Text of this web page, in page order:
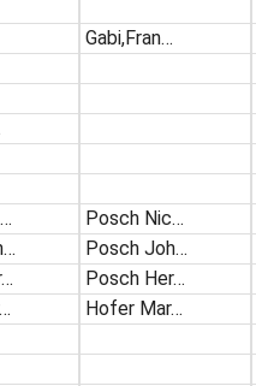
Gabi,Fran…
Posch Nic…
Posch Joh…
Posch Her…
Hofer Mar…